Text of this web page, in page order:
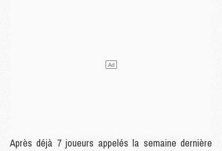
Après déjà 7 joueurs appelés la semaine dernière